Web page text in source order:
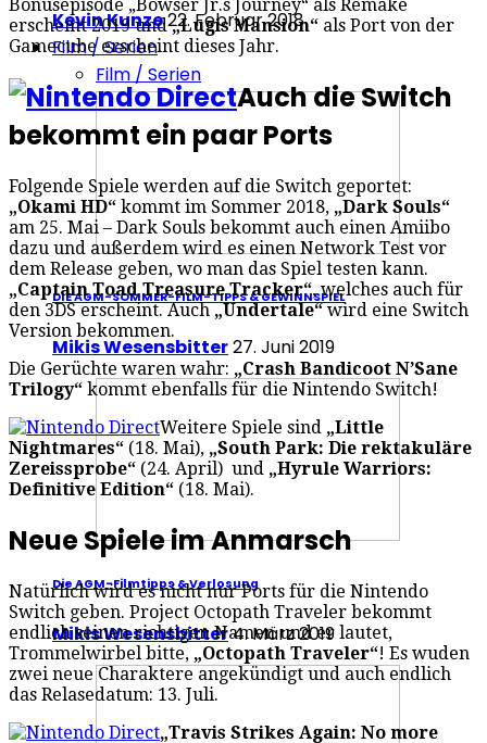
Kevin Kunze22. Februar 2018
Film / Serien
Film / Serien
DIE AGM-SOMMER-FILM-TIPPS & GEWINNSPIEL
Mikis Wesensbitter27. Juni 2019
Die AGM-Filmtipps & Verlosung
Mikis Wesensbitter4. März 2019
Bonusepisode „Bowser Jr.s Journey“ als Remake
erscheint 2019 und„Lugis Mansion“ als Port von der
Gamecube erscheint dieses Jahr.
Auch die Switch
bekommt ein paar Ports
Folgende Spiele werden auf die Switch geportet:
„Okami HD“ kommt im Sommer 2018, „Dark Souls“
am 25. Mai – Dark Souls bekommt auch einen Amiibo
dazu und außerdem wird es einen Network Test vor
dem Release geben, wo man das Spiel testen kann.
„Captain Toad Treasure Tracker“, welches auch für
den 3DS erscheint. Auch „Undertale“ wird eine Switch
Version bekommen.
Die Gerüchte waren wahr: „Crash Bandicoot N’Sane
Trilogy“ kommt ebenfalls für die Nintendo Switch!
Weitere Spiele sind „Little
Nightmares“ (18. Mai), „South Park: Die rektakuläre
Zereissprobe“ (24. April) und „Hyrule Warriors:
Definitive Edition“ (18. Mai).
Neue Spiele im Anmarsch
Natürlich wird es nicht nur Ports für die Nintendo
Switch geben. Project Octopath Traveler bekommt
endlich seinen richtigen Namen und er lautet,
Trommelwirbel bitte, „Octopath Traveler“! Es wuden
zwei neue Charaktere angekündigt und auch endlich
das Relasedatum: 13. Juli.
„Travis Strikes Again: No more